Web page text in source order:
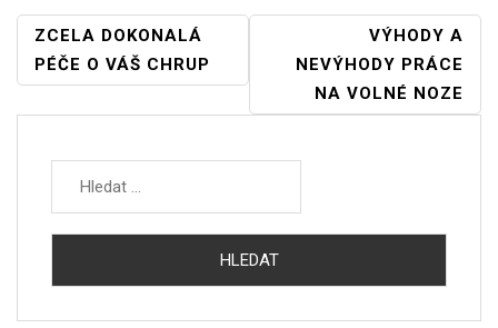
NAVIGACE
PRO
PŘÍSPĚVEK
ZCELA DOKONALÁ
PÉČE O VÁŠ CHRUP
VÝHODY A
NEVÝHODY PRÁCE
NA VOLNÉ NOZE
Vyhledávání